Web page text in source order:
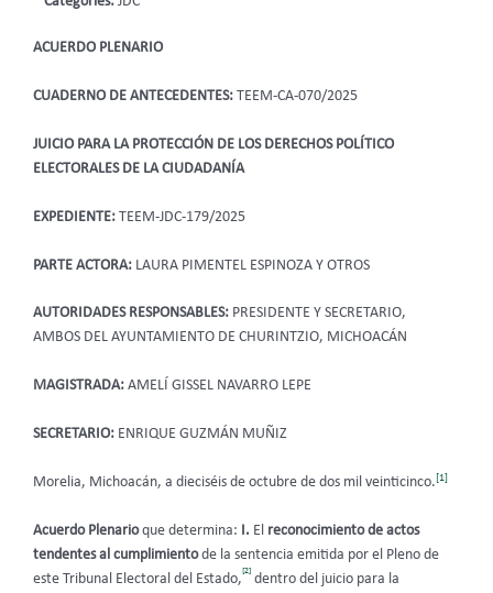
ACUERDO PLENARIO
CUADERNO DE ANTECEDENTES: TEEM-CA-070/2025
JUICIO PARA LA PROTECCIÓN DE LOS DERECHOS POLÍTICO
ELECTORALES DE LA CIUDADANÍA
EXPEDIENTE: TEEM-JDC-179/2025
PARTE ACTORA: LAURA PIMENTEL ESPINOZA Y OTROS
AUTORIDADES RESPONSABLES: PRESIDENTE Y SECRETARIO,
AMBOS DEL AYUNTAMIENTO DE CHURINTZIO, MICHOACÁN
MAGISTRADA: AMELÍ GISSEL NAVARRO LEPE
SECRETARIO: ENRIQUE GUZMÁN MUÑIZ
Morelia, Michoacán, a dieciséis de octubre de dos mil veinticinco.[1]
Acuerdo Plenarioque determina: I. El reconocimiento de actos
tendentes al cumplimientode la sentencia emitida por el Pleno de
este Tribunal Electoral del Estado,
[2]
dentro del juicio para la